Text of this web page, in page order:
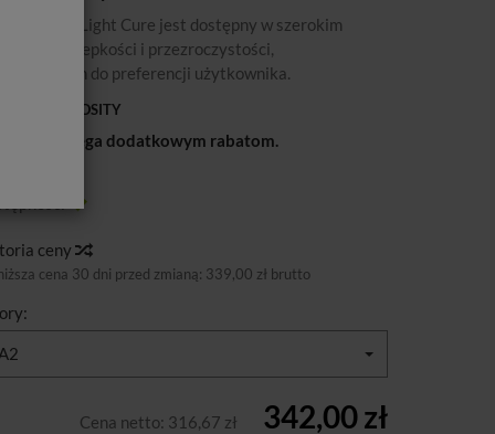
Riva Light Cure jest dostępny w szerokim
opcji lepkości i przezroczystości,
do preferencji użytkownika.
HIGH VISCOSITY
nie podlega dodatkowym rabatom.
ceny
cena 30 dni przed zmianą: 339,00 zł brutto
Cena netto: 316,67 zł 342,00 zł